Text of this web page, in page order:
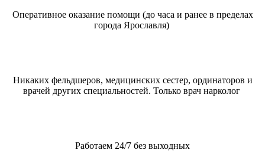
Оперативное оказание помощи (до часа и ранее в пределах
города Ярославля)
Никаких фельдшеров, медицинских сестер, ординаторов и
врачей других специальностей. Только врач нарколог
Работаем 24/7 без выходных